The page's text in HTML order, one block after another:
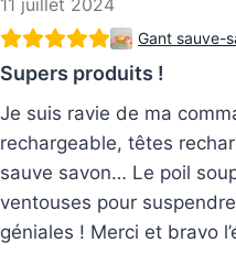
11 juillet 2024
Gant sauve-
Supers produits !
Je suis ravie de ma
rechargeable, têtes
sauve savon… Le poil
ventouses pour
géniales ! Merci et bravo